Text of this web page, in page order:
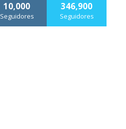
10,000
Seguidores
346,900
Seguidores